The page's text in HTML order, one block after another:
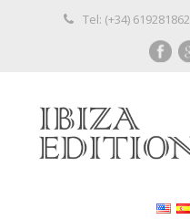
Tel: (+34) 619281862